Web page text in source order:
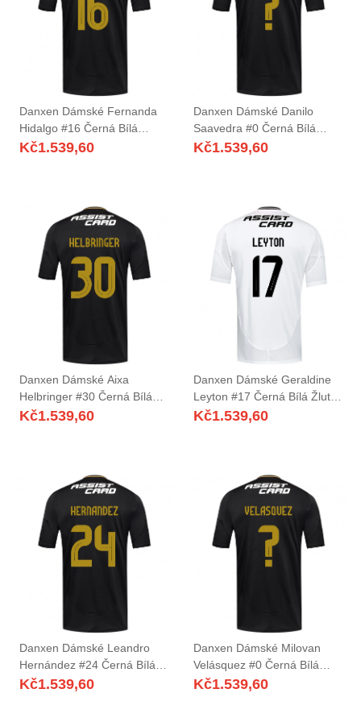
Danxen Dámské Fernanda
Hidalgo #16 Černá Bílá
Daleko Hráčské Dresy
Kč1.539,60
Danxen Dámské Danilo
Saavedra #0 Černá Bílá
Daleko Hráčské Dresy
Kč1.539,60
Danxen Dámské Aixa
Helbringer #30 Černá Bílá
Daleko Hráčské Dresy
Kč1.539,60
Danxen Dámské Geraldine
Leyton #17 Černá Bílá Žlutá
Domů Hráčské Dresy
Kč1.539,60
Danxen Dámské Leandro
Hernández #24 Černá Bílá
Daleko Hráčské Dresy
Kč1.539,60
Danxen Dámské Milovan
Velásquez #0 Černá Bílá
Daleko Hráčské Dresy
Kč1.539,60